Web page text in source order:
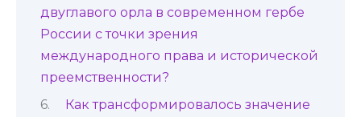
двуглавого орла в современном гербе
России с точки зрения
международного права и исторической
преемственности?
Как трансформировалось значение